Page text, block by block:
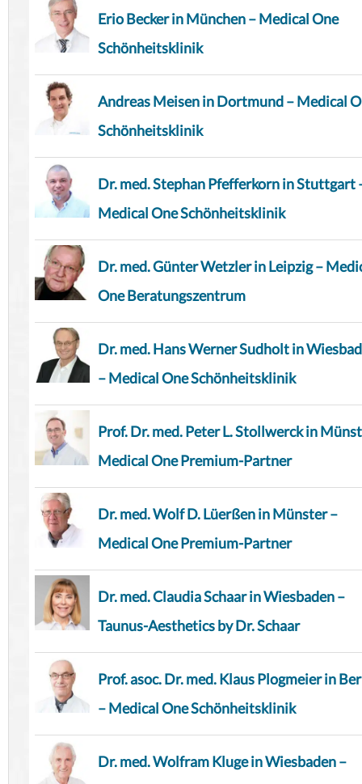
Erio Becker in München – Medical One
Schönheitsklinik
Andreas Meisen in Dortmund – Medical
Schönheitsklinik
Dr. med. Stephan Pfefferkorn in Stuttgart
Medical One Schönheitsklinik
Dr. med. Günter Wetzler in Leipzig –
One Beratungszentrum
Dr. med. Hans Werner Sudholt in
– Medical One Schönheitsklinik
Prof. Dr. med. Peter L. Stollwerck in
Medical One Premium-Partner
Dr. med. Wolf D. Lüerßen in Münster –
Medical One Premium-Partner
Dr. med. Claudia Schaar in Wiesbaden –
Taunus-Aesthetics by Dr. Schaar
Prof. asoc. Dr. med. Klaus Plogmeier in
– Medical One Schönheitsklinik
Dr. med. Wolfram Kluge in Wiesbaden –